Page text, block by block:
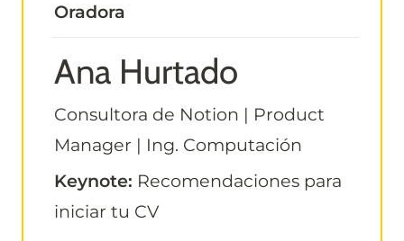
Oradora
Ana Hurtado
Consultora de Notion | Product
Manager | Ing. Computación
Keynote: Recomendaciones para
iniciar tu CV